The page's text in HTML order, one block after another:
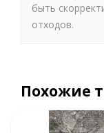
быть
отходов.
Похожие